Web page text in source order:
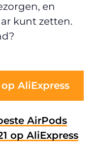
en
kunt zetten.
AliExpress
AirPods
op AliExpress